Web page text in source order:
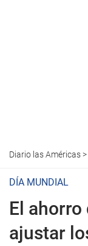
Diario las Américas>
DÍA MUNDIAL
El
ajustar